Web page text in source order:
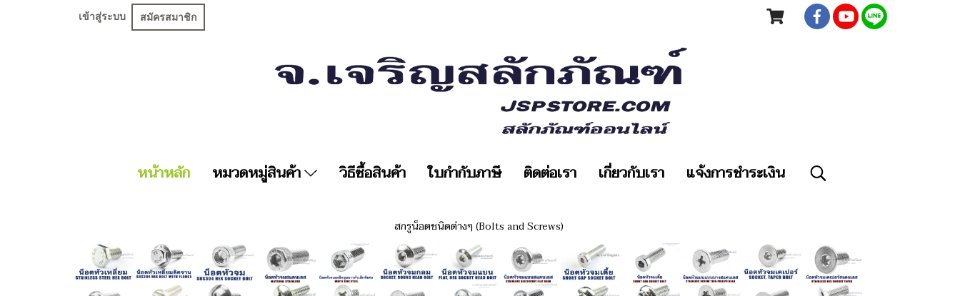
เข้าสู่ระบบ สมัครสมาชิก
หน้าหลัก หมวดหมู่สินค้า วิธีซื้อสินค้า ใบกำกับภาษี ติดต่อเรา เกี่ยวกับเรา แจ้งการชำระเงิน
สกรูน็อตชนิดต่างๆ (Bolts and Screws)